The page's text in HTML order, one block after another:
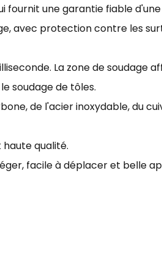
fournit une garantie fiable
avec protection contre les
La zone de
soudage de tôles.
de l'acier inoxydable, du
qualité.
facile à déplacer et belle